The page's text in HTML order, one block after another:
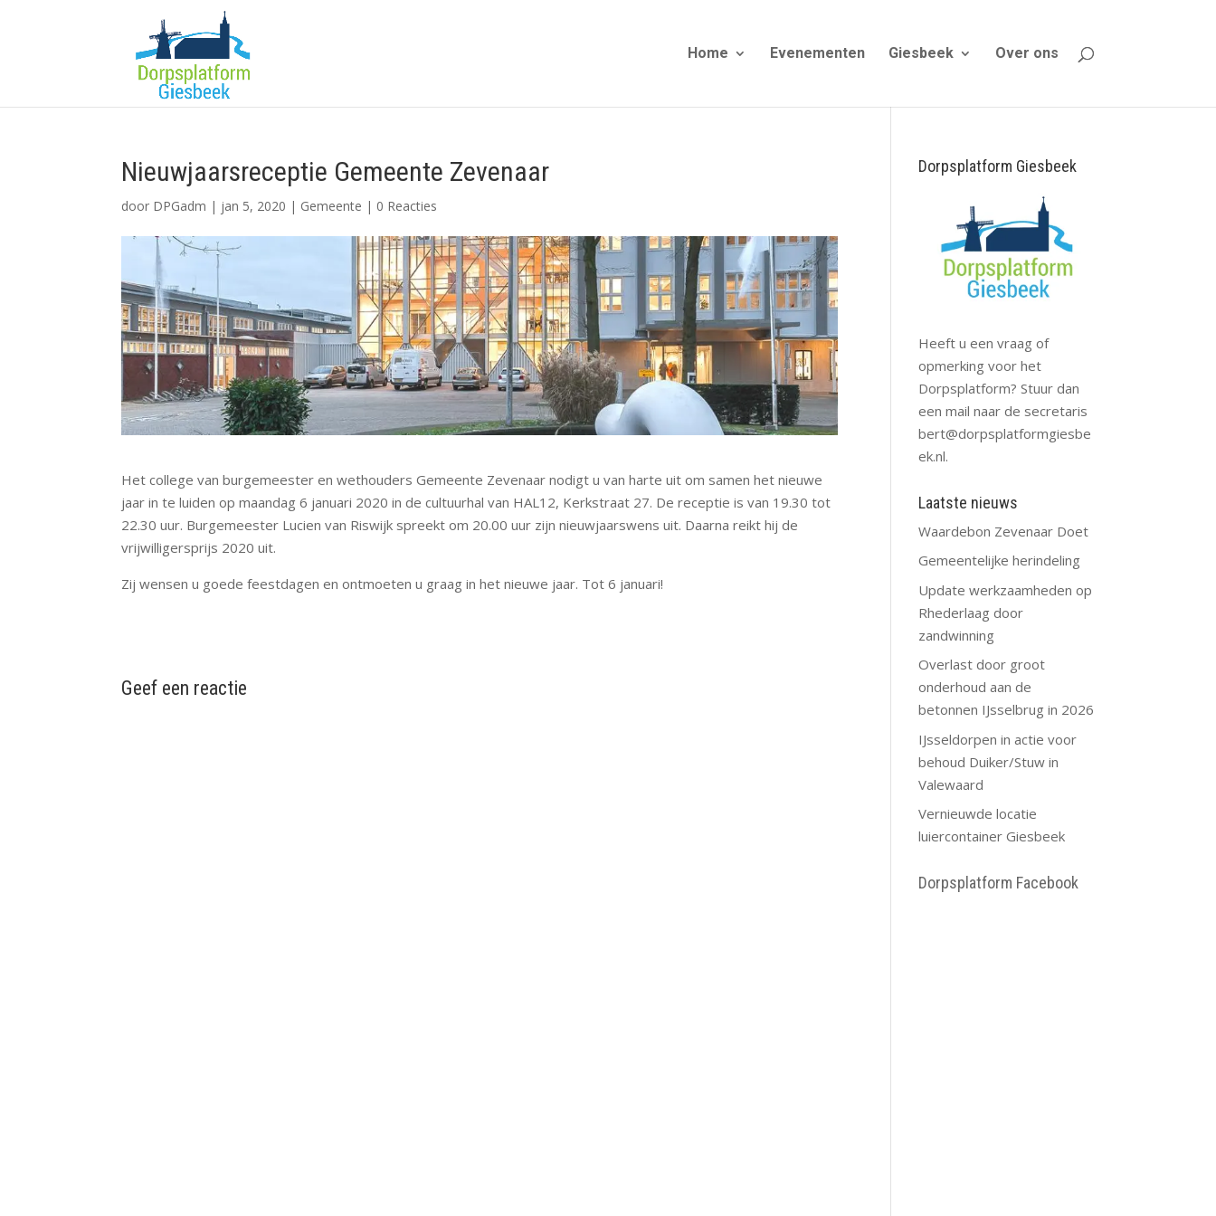
Home Evenementen Giesbeek Over ons
Nieuwjaarsreceptie Gemeente Zevenaar
door DPGadm | jan 5, 2020 | Gemeente | 0 Reacties
Het college van burgemeester en wethouders Gemeente Zevenaar nodigt u van harte uit om samen het nieuwe
jaar in te luiden op maandag 6 januari 2020 in de cultuurhal van HAL12, Kerkstraat 27. De receptie is van 19.30 tot
22.30 uur. Burgemeester Lucien van Riswijk spreekt om 20.00 uur zijn nieuwjaarswens uit. Daarna reikt hij de
vrijwilligersprijs 2020 uit.
Zij wensen u goede feestdagen en ontmoeten u graag in het nieuwe jaar. Tot 6 januari!
Geef een reactie
Dorpsplatform Giesbeek
Heeft u een vraag of
opmerking voor het
Dorpsplatform? Stuur dan
een mail naar de secretaris
bert@dorpsplatformgiesbe
ek.nl.
Laatste nieuws
Waardebon Zevenaar Doet
Gemeentelijke herindeling
Update werkzaamheden op
Rhederlaag door
zandwinning
Overlast door groot
onderhoud aan de
betonnen IJsselbrug in 2026
IJsseldorpen in actie voor
behoud Duiker/Stuw in
Valewaard
Vernieuwde locatie
luiercontainer Giesbeek
Dorpsplatform Facebook